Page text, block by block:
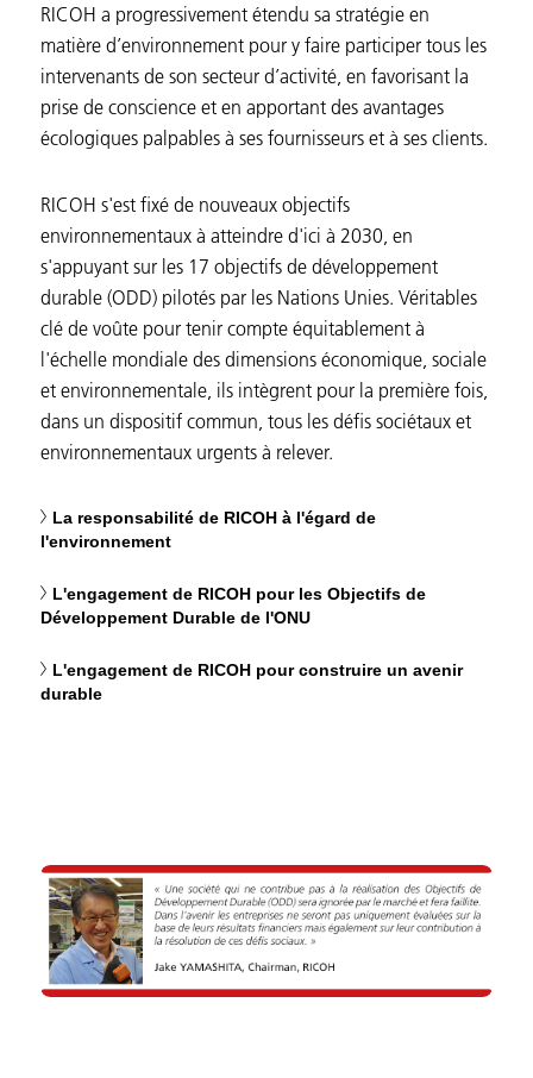
RICOH a progressivement étendu sa stratégie en
matière d’environnement pour y faire participer tous les
intervenants de son secteur d’activité, en favorisant la
prise de conscience et en apportant des avantages
écologiques palpables à ses fournisseurs et à ses clients.
RICOH s'est fixé de nouveaux objectifs
environnementaux à atteindre d'ici à 2030, en
s'appuyant sur les 17 objectifs de développement
durable (ODD) pilotés par les Nations Unies. Véritables
clé de voûte pour tenir compte équitablement à
l'échelle mondiale des dimensions économique, sociale
et environnementale, ils intègrent pour la première fois,
dans un dispositif commun, tous les défis sociétaux et
environnementaux urgents à relever.
La responsabilité de RICOH à l'égard de
l'environnement
L'engagement de RICOH pour les Objectifs de
Développement Durable de l'ONU
L'engagement de RICOH pour construire un avenir
durable